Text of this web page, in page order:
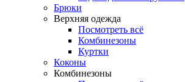
Брюки
Верхняя одежда
Посмотреть всё
Комбинезоны
Куртки
Коконы
Комбинезоны